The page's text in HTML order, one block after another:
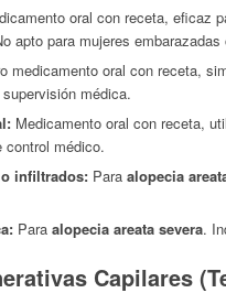
oral con receta, eficaz
apto para mujeres
medicamento oral con receta,
médica.
Medicamento oral con receta,
control médico.
infiltrados: Para alopecia
Para alopecia areata severa.
Capilares